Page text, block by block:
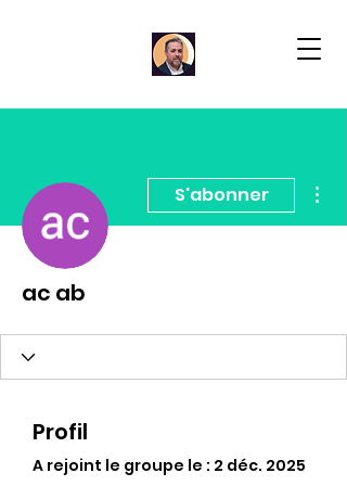
S'abonner
ac ab
Profil
A rejoint le groupe le : 2 déc. 2025